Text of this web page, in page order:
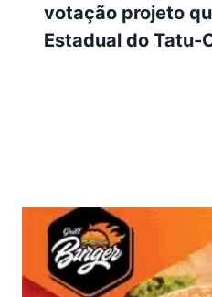
votação projeto
Estadual do Tatu-